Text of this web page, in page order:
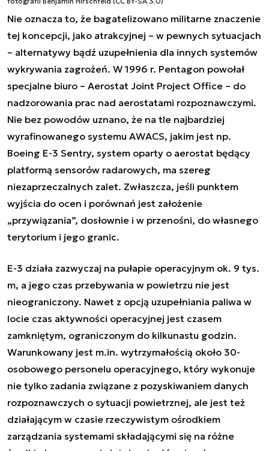
Nie oznacza to, że bagatelizowano militarne znaczenie
tej koncepcji, jako atrakcyjnej – w pewnych sytuacjach
– alternatywy bądź uzupełnienia dla innych systemów
wykrywania zagrożeń. W 1996 r. Pentagon powołał
specjalne biuro – Aerostat Joint Project Office – do
nadzorowania prac nad aerostatami rozpoznawczymi.
Nie bez powodów uznano, że na tle najbardziej
wyrafinowanego systemu AWACS, jakim jest np.
Boeing E-3 Sentry, system oparty o aerostat będący
platformą sensorów radarowych, ma szereg
niezaprzeczalnych zalet. Zwłaszcza, jeśli punktem
wyjścia do ocen i porównań jest założenie
„przywiązania”, dosłownie i w przenośni, do własnego
terytorium i jego granic.
E-3 działa zazwyczaj na pułapie operacyjnym ok. 9 tys.
m, a jego czas przebywania w powietrzu nie jest
nieograniczony. Nawet z opcją uzupełniania paliwa w
locie czas aktywności operacyjnej jest czasem
zamkniętym, ograniczonym do kilkunastu godzin.
Warunkowany jest m.in. wytrzymałością około 30-
osobowego personelu operacyjnego, który wykonuje
nie tylko zadania związane z pozyskiwaniem danych
rozpoznawczych o sytuacji powietrznej, ale jest też
działającym w czasie rzeczywistym ośrodkiem
zarządzania systemami składającymi się na różne